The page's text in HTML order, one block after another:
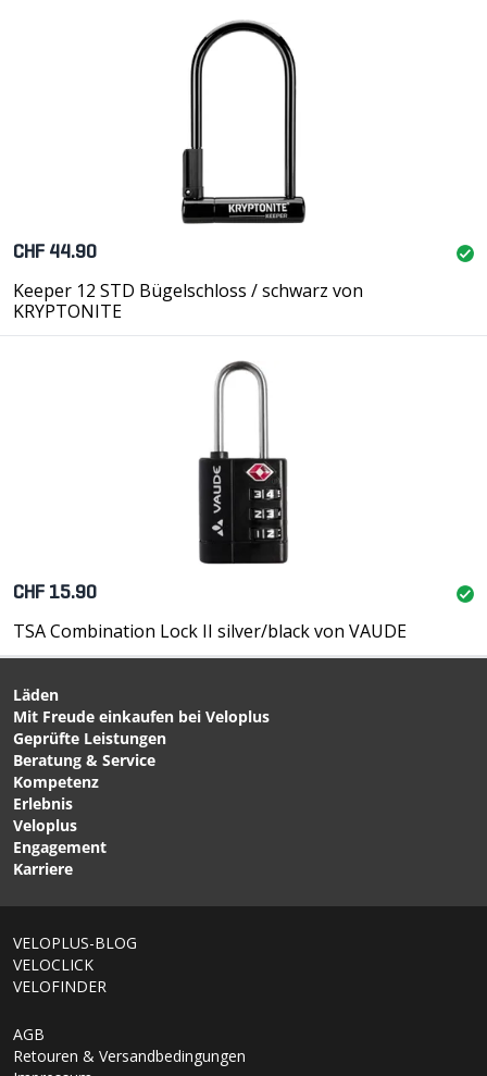
CHF 44.90
Keeper 12 STD Bügelschloss / schwarz von
KRYPTONITE
CHF 15.90
TSA Combination Lock II silver/black von VAUDE
Läden
Mit Freude einkaufen bei Veloplus
Geprüfte Leistungen
Beratung & Service
Kompetenz
Erlebnis
Veloplus
Engagement
Karriere
VELOPLUS-BLOG
VELOCLICK
VELOFINDER
AGB
Retouren & Versandbedingungen